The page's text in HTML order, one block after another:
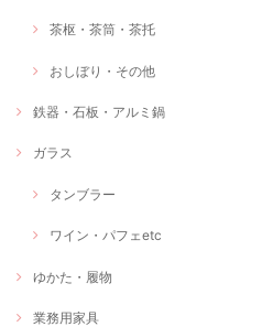
茶枢・茶筒・茶托
おしぼり・その他
鉄器・石板・アルミ鍋
ガラス
タンブラー
ワイン・パフェetc
ゆかた・履物
業務用家具